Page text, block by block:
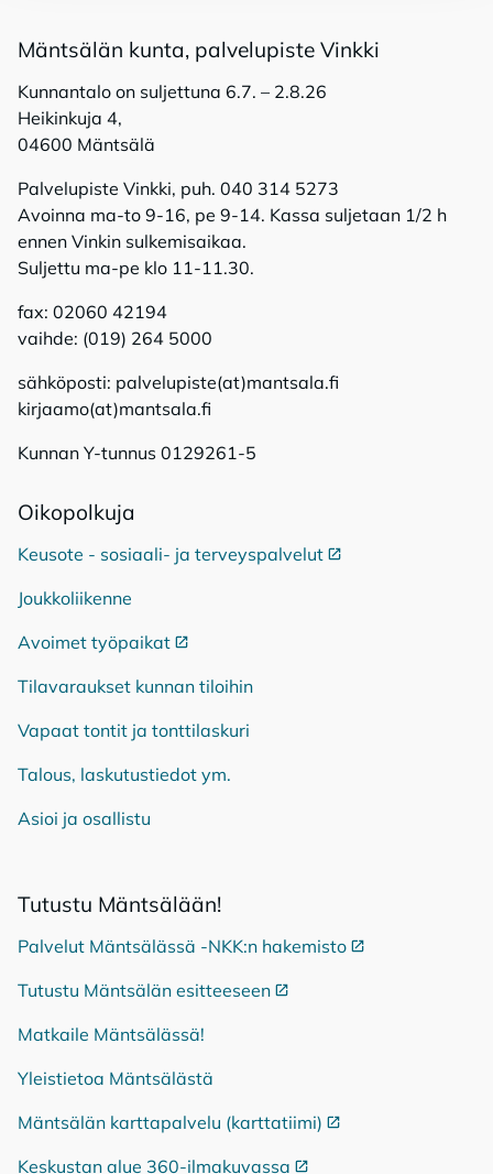
Mänt­sä­län kun­ta, pal­ve­lu­pis­te Vink­ki
Kunnantalo on suljettuna 6.7. – 2.8.26
Heikinkuja 4,
04600 Mäntsälä
Palvelupiste Vinkki, puh. 040 314 5273
Avoinna ma-to 9-16, pe 9-14. Kassa suljetaan 1/2 h
ennen Vinkin sulkemisaikaa.
Suljettu ma-pe klo 11-11.30.
fax: 02060 42194
vaihde: (019) 264 5000
sähköposti: palvelupiste(at)mantsala.fi
kirjaamo(at)mantsala.fi
Kunnan Y-tunnus 0129261-5
Oi­ko­pol­ku­ja
Keusote - sosiaali- ja terveyspalvelut Ulkoinen linkki
Joukkoliikenne
Avoimet työpaikat Ulkoinen linkki
Tilavaraukset kunnan tiloihin
Vapaat tontit ja tonttilaskuri
Talous, laskutustiedot ym.
Asioi ja osallistu
Tu­tus­tu Mänt­sä­lään!
Palvelut Mäntsälässä -NKK:n hakemisto Ulkoinen linkki
Tutustu Mäntsälän esitteeseen Ulkoinen linkki
Matkaile Mäntsälässä!
Yleistietoa Mäntsälästä
Mäntsälän karttapalvelu (karttatiimi) Ulkoinen linkki
Keskustan alue 360-ilmakuvassa Ulkoinen linkki